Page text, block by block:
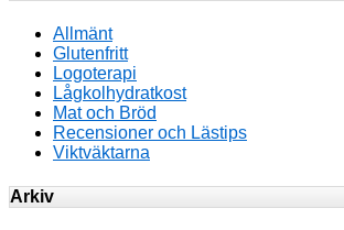
Allmänt
Glutenfritt
Logoterapi
Lågkolhydratkost
Mat och Bröd
Recensioner och Lästips
Viktväktarna
Arkiv